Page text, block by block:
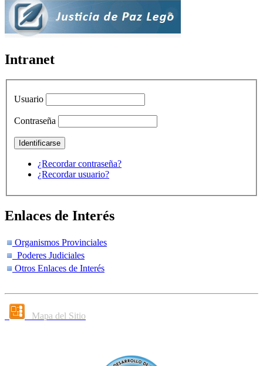
Intranet
Usuario
Contraseña
¿Recordar contraseña?
¿Recordar usuario?
Enlaces de Interés
Organismos Provinciales
Poderes Judiciales
Otros Enlaces de Interés
Mapa del Sitio